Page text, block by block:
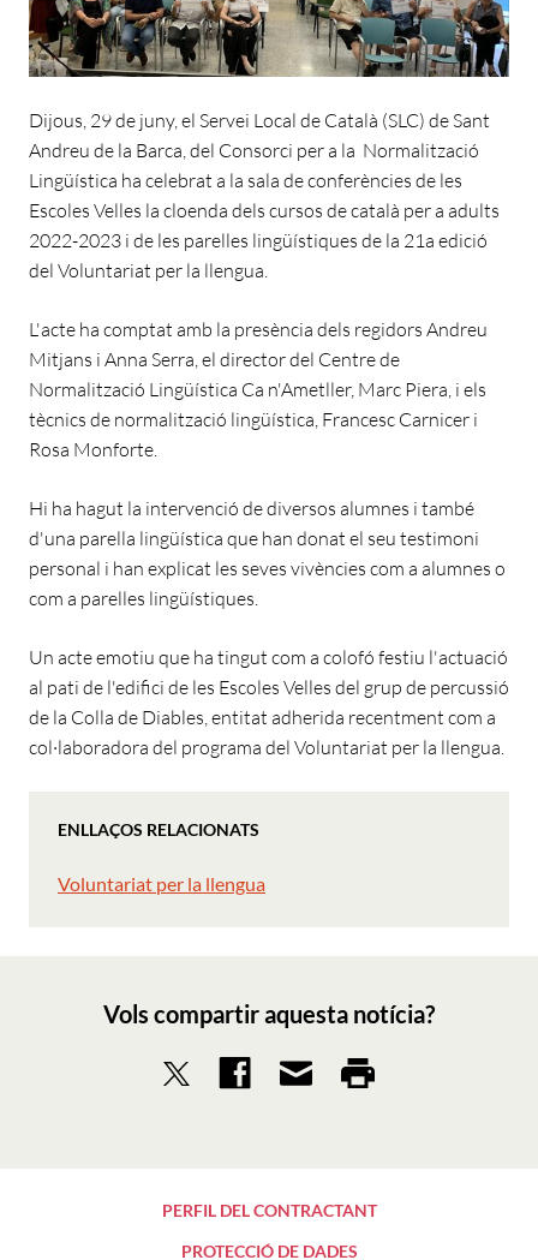
Dijous, 29 de juny, el Servei Local de Català (SLC) de Sant
Andreu de la Barca, del Consorci per a la Normalització
Lingüística ha celebrat a la sala de conferències de les
Escoles Velles la cloenda dels cursos de català per a adults
2022-2023 i de les parelles lingüístiques de la 21a edició
del Voluntariat per la llengua.
L'acte ha comptat amb la presència dels regidors Andreu
Mitjans i Anna Serra, el director del Centre de
Normalització Lingüística Ca n'Ametller, Marc Piera, i els
tècnics de normalització lingüística, Francesc Carnicer i
Rosa Monforte.
Hi ha hagut la intervenció de diversos alumnes i també
d'una parella lingüística que han donat el seu testimoni
personal i han explicat les seves vivències com a alumnes o
com a parelles lingüístiques.
Un acte emotiu que ha tingut com a colofó festiu l'actuació
al pati de l'edifici de les Escoles Velles del grup de percussió
de la Colla de Diables, entitat adherida recentment com a
col·laboradora del programa del Voluntariat per la llengua.
ENLLAÇOS RELACIONATS
Voluntariat per la llengua
Vols compartir aquesta notícia?
PERFIL DEL CONTRACTANT
PROTECCIÓ DE DADES